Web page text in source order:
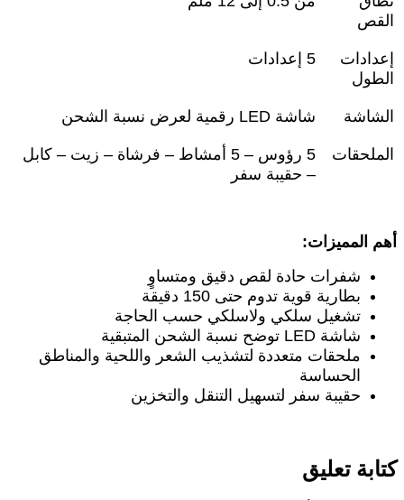
القص
إعدادات
الطول
5 إعدادات
الشاشة شاشة رقمية لعرض نسبة الشحن
الملحقات 5
رؤوس – 5 أمشاط – فرشاة – زيت – كابل
– حقيبة سفر
أهم المميزات:
شفرات حادة لقص دقيق ومتساوٍ
بطارية قوية تدوم حتى 150 دقيقة
تشغيل سلكي ولاسلكي حسب الحاجة
شاشة
توضح نسبة الشحن المتبقية
ملحقات متعددة لتشذيب الشعر واللحية والمناطق
الحساسة
حقيبة سفر لتسهيل التنقل والتخزين
كتابة تعليق